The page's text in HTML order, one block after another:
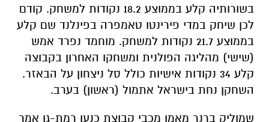
בשורותיה קלע בממוצע 18.2 נקודות למשחק. קודם
לכן שיחק במדי פירינטו טאמפרה בפינלנד שם קלע
בממוצע 21.7 נקודות למשחק. מוחמד נפרד אמש
(שישי) מהליגה הפולנית ומשחקו האחרון בקבוצה
קלע 34 נקודות אישיות כולל סל ניצחון על הבאזר.
השחקן נחת בישראל אתמול (ראשון) בערב.
שמוליק ברנר מאמן מכבי קבוצת כנען רמת-גן אמר